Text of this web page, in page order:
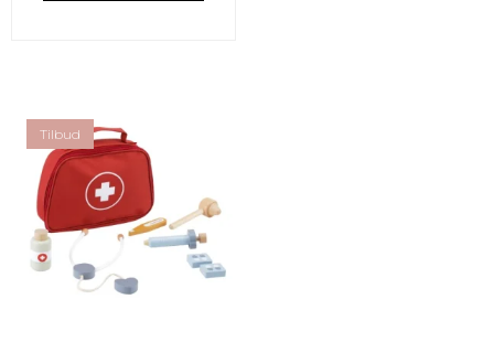
Tilbud